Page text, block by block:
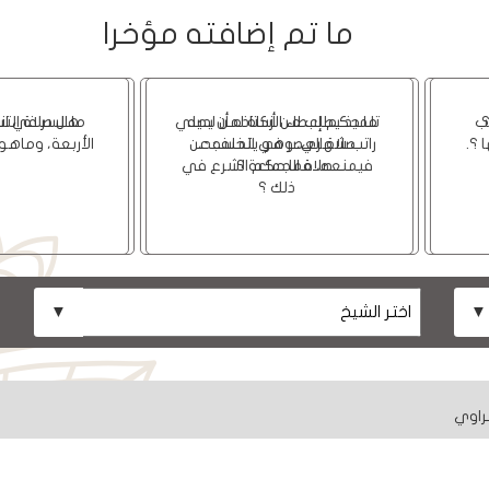
ما تم إضافته مؤخرا
هل صلاة التسبيح صحيحة ؟
ما حكم إعطاء الزكاة لمن لديه
راتب شهري، وهو يتخلف عن